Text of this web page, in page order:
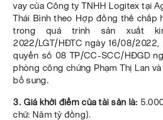
vay của Công ty TNHH Logitex tại
Thái Bình theo Hợp đồng thế chấp
trong quá trình sản xuất
2022/LGT/HĐTC ngày 16/08/
quyển số 08 TP/CC-SCC/HĐGD
phòng công chứng Phạm Thị Lan
bổ sung.
3. Giá khởi điểm của tài sản là:
chữ: Năm tỷ đồng).